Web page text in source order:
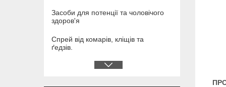
Засоби для потенції та чоловічого
здоров'я
Спрей від комарів, кліщів та
ґедзів.